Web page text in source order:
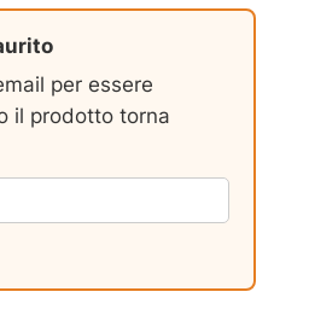
per essere
il prodotto torna